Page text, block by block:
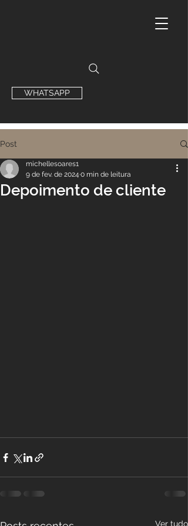
WHATSAPP
Post
Depoimento de cliente
michellesoares1
9 de fev. de 2024 0 min de leitura
Ver tudo